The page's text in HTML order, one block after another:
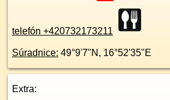
telefón +420732173211
Súradnice: 49°9'7"N , 16°52'35"E
Extra: